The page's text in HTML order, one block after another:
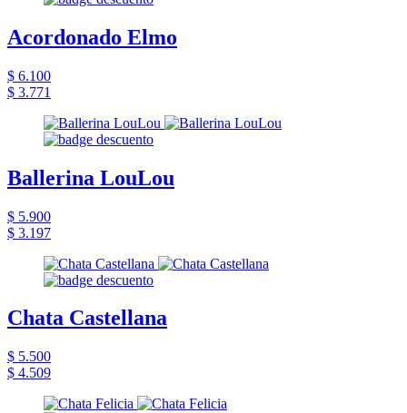
Acordonado Elmo
$ 6.100
$ 3.771
Ballerina LouLou
$ 5.900
$ 3.197
Chata Castellana
$ 5.500
$ 4.509